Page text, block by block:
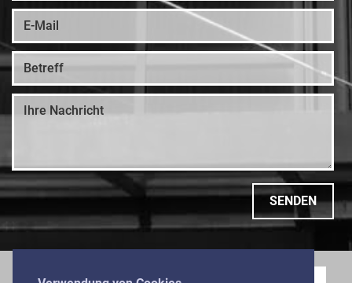
RHEIN-MAIN OFFICE
Frettwork network GmbH
Aschaffenburg
Tel. +49 241 88 80 80 90
info@frettwork.de
Frettwork international B. V.
The Netherlands
info@frettwork.com
SENDEN